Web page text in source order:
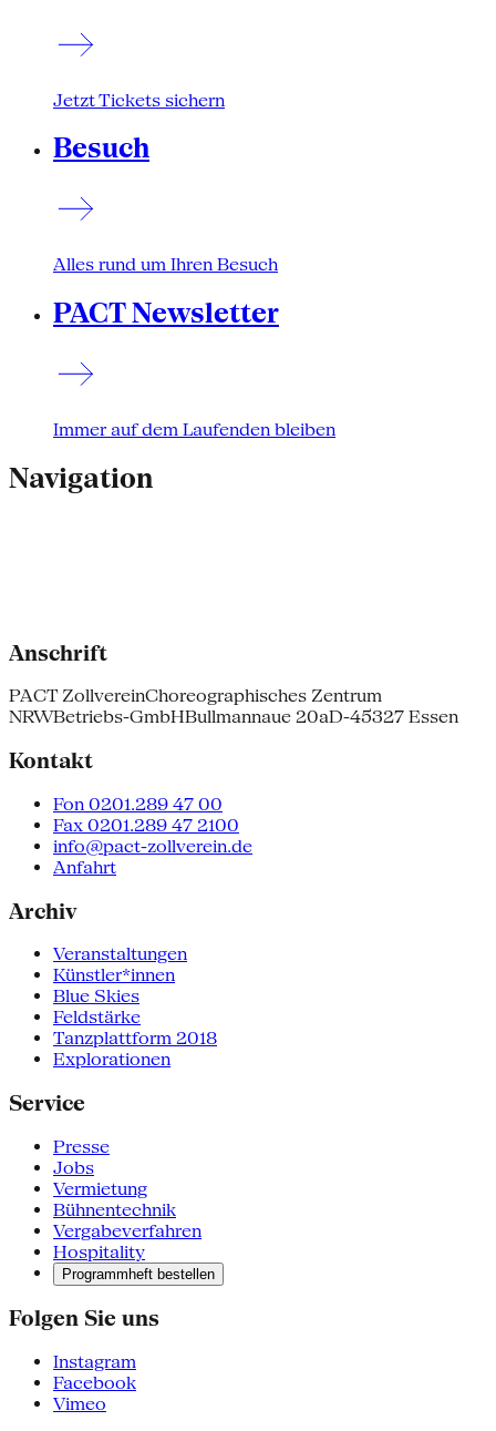
Jetzt Tickets sichern
Besuch
Alles rund um Ihren Besuch
PACT Newsletter
Immer auf dem Laufenden bleiben
Navigation
Anschrift
PACT ZollvereinChoreographisches Zentrum
NRWBetriebs-GmbHBullmannaue 20aD-45327 Essen
Kontakt
Fon 0201.289 47 00
Fax 0201.289 47 2100
info@pact-zollverein.de
Anfahrt
Archiv
Veranstaltungen
Künstler*innen
Blue Skies
Feldstärke
Tanzplattform 2018
Explorationen
Service
Presse
Jobs
Vermietung
Bühnentechnik
Vergabeverfahren
Hospitality
Programmheft bestellen
Folgen Sie uns
Instagram
Facebook
Vimeo